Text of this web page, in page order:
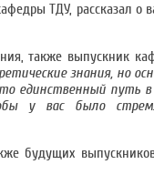
ТДУ, рассказал о
также выпускник
знания, но
единственный путь
у вас было
будущих